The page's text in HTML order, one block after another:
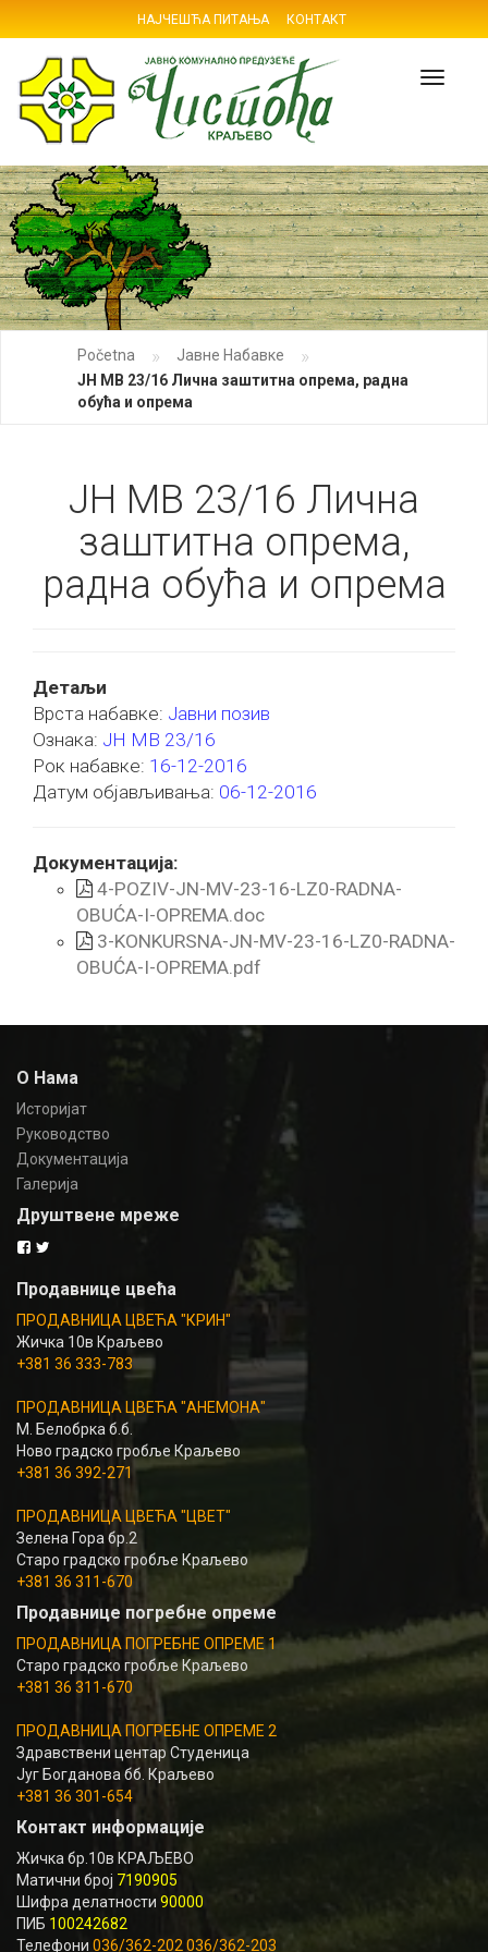
НАЈЧЕШЋА ПИТАЊА КОНТАКТ
Početna » Јавне Набавке »
ЈН МВ 23/16 Лична заштитна опрема, радна
обућа и опрема
ЈН МВ 23/16 Лична
заштитна опрема,
радна обућа и опрема
Детаљи
Врста набавке: Јавни позив
Ознака: ЈН МВ 23/16
Рок набавке: 16-12-2016
Датум објављивања: 06-12-2016
Документација:
4-POZIV-JN-MV-23-16-LZ0-RADNA-
OBUĆA-I-OPREMA.doc
3-KONKURSNA-JN-MV-23-16-LZ0-RADNA-
OBUĆA-I-OPREMA.pdf
О Нама
Историјат
Руководство
Документација
Галерија
Друштвене мреже
Продавнице цвећа
ПРОДАВНИЦА ЦВЕЋА "КРИН"
Жичка 10в Краљево
+381 36 333-783
ПРОДАВНИЦА ЦВЕЋА "АНЕМОНА"
М. Белобрка б.б.
Ново градско гробље Краљево
+381 36 392-271
ПРОДАВНИЦА ЦВЕЋА "ЦВЕТ"
Зелена Гора бр.2
Старо градско гробље Краљево
+381 36 311-670
Продавнице погребне опреме
ПРОДАВНИЦА ПОГРЕБНЕ ОПРЕМЕ 1
Старо градско гробље Краљево
+381 36 311-670
ПРОДАВНИЦА ПОГРЕБНЕ ОПРЕМЕ 2
Здравствени центар Студеница
Југ Богданова бб. Краљево
+381 36 301-654
Контакт информације
Жичка бр.10в КРАЉЕВО
Матични број 7190905
Шифра делатности 90000
ПИБ 100242682
Телефони 036/362-202 036/362-203